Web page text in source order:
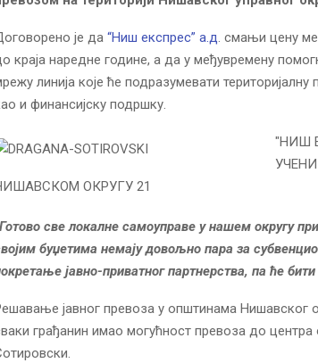
је да “Ниш експрес” а.д. смањи цену
краја наредне године, а да у међувремену
линија које ће подразумевати
и финансијску подршку.
"НИШ
ОКРУГУ 21
све локалне самоуправе у нашем округу
буџетима немају довољно пара за
јавно-приватног партнерства, па ће
јавног превоза у општинама Нишавског
грађанин имао могућност превоза до центра